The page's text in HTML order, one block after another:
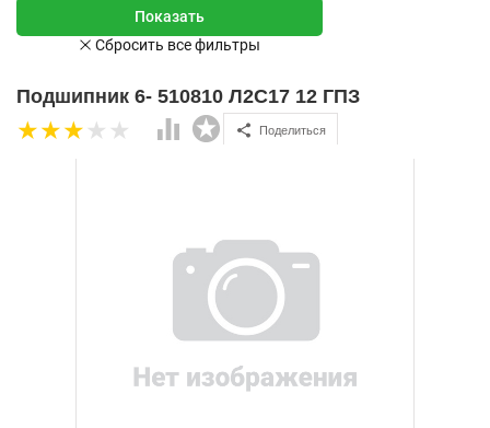
Подшипник 6- 510810 Л2С17 12 ГПЗ
Поделиться